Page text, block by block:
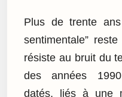
Plus de trente
sentimentale”
résiste au bruit du
des années 1990
datés, liés à une